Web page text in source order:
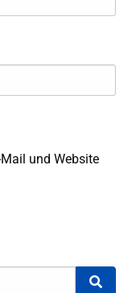
und Website